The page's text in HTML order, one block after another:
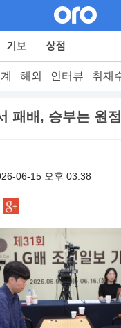
해외 인터뷰 취재
패배, 승부는 원
06-15 오후 03:38